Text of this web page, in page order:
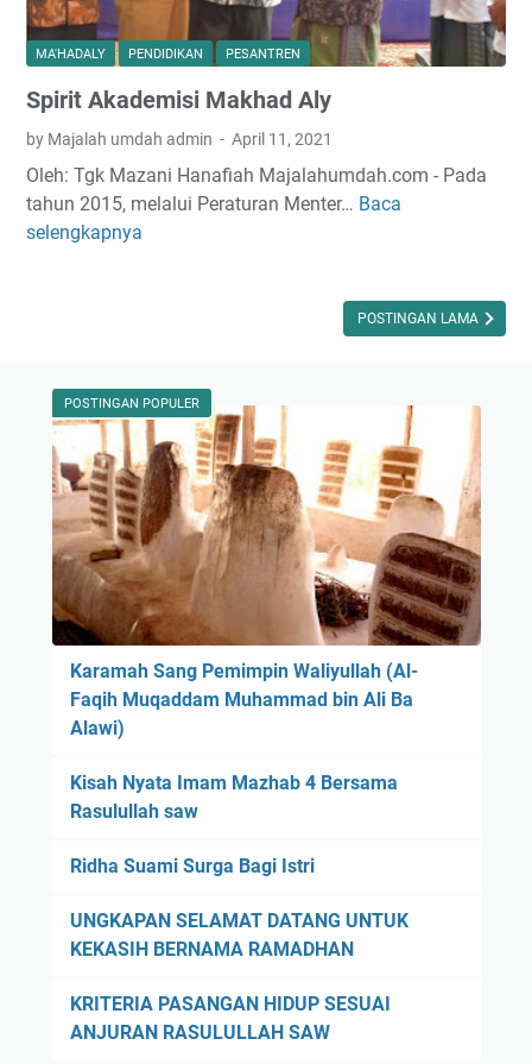
a
b
;
d
a
h
M
e
m
b
e
r
i
k
a
n
S
g
s
D
n
g
n
C
MA'HADALY PENDIDIKAN PESANTREN
Spirit Akademisi Makhad Aly
by Majalah umdah admin April 11, 2021
Oleh: Tgk Mazani Hanafiah Majalahumdah.com - Pada
tahun 2015, melalui Peraturan Menter… Baca
selengkapnya
S
k
a
d
e
m
i
s
i
M
a
k
d
A
y
POSTINGAN LAMA
POSTINGAN POPULER
Karamah Sang Pemimpin Waliyullah (Al-
Faqih Muqaddam Muhammad bin Ali Ba
Alawi)
Kisah Nyata Imam Mazhab 4 Bersama
Rasulullah saw
Ridha Suami Surga Bagi Istri
UNGKAPAN SELAMAT DATANG UNTUK
KEKASIH BERNAMA RAMADHAN
KRITERIA PASANGAN HIDUP SESUAI
ANJURAN RASULULLAH SAW